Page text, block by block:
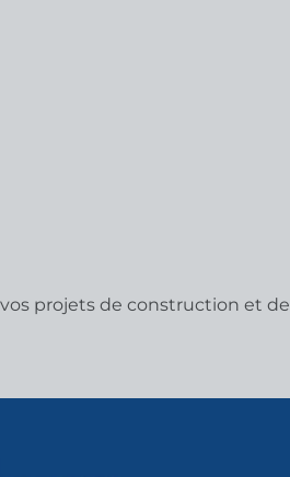
projets de construction et de